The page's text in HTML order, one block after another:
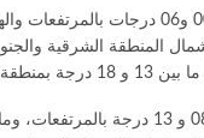
المنطقة الشرقية
والجنوب.